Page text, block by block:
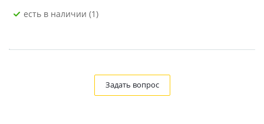
Есть в наличии (1)
Задать вопрос